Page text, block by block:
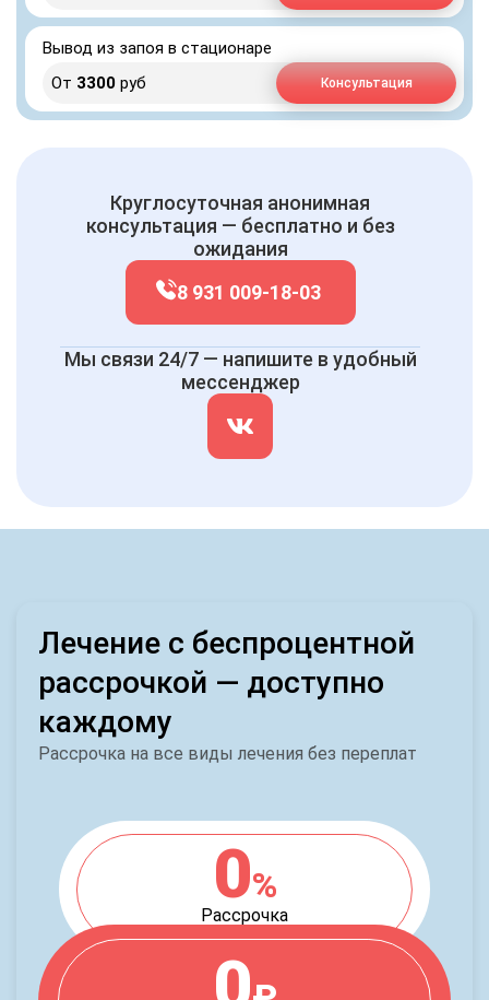
Вывод из запоя в стационаре
От 3300 руб Консультация
Круглосуточная анонимная
консультация — бесплатно и без
ожидания
8 931 009-18-03
Мы связи 24/7 — напишите в удобный
мессенджер
Лечение с беспроцентной
рассрочкой — доступно
каждому
Рассрочка на все виды лечения без переплат
0%
Рассрочка